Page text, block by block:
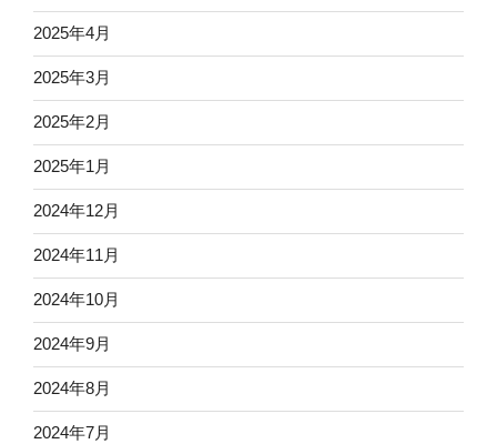
2025年4月
2025年3月
2025年2月
2025年1月
2024年12月
2024年11月
2024年10月
2024年9月
2024年8月
2024年7月